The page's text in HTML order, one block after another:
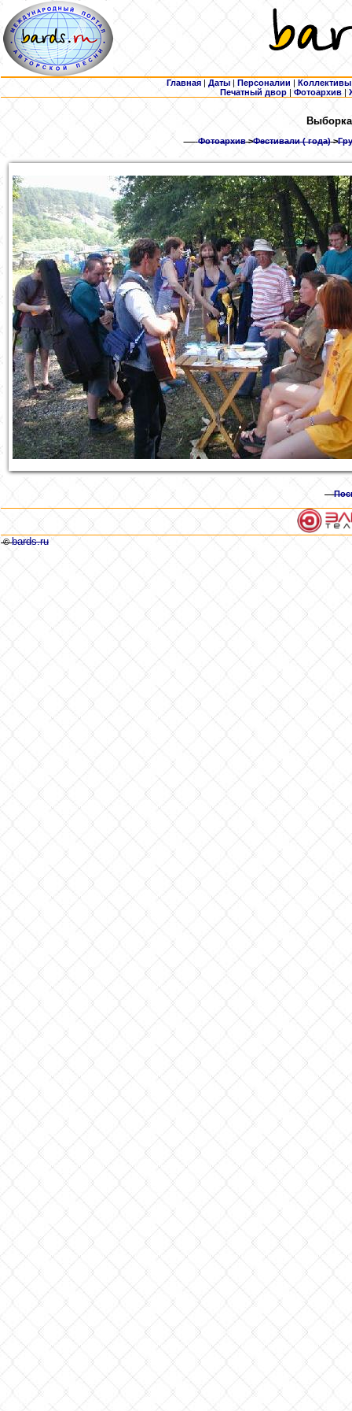
Главная | Даты | Персоналии | Коллективы
Печатный двор |Фотоархив |
Фотоархив>Фестивали ( года)>
©bards.ru